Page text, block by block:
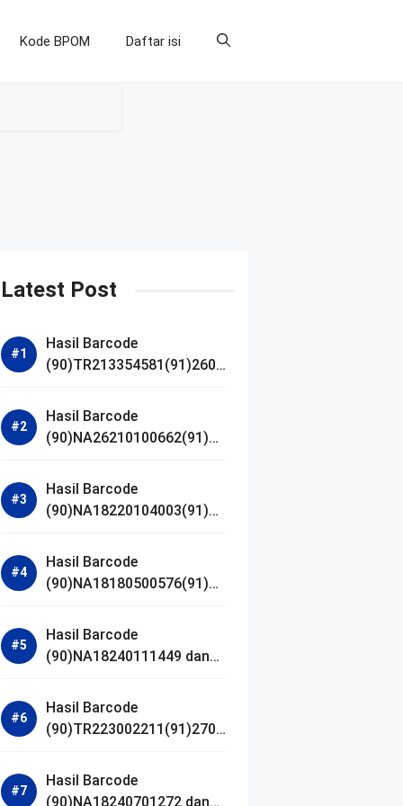
Kode BPOM Daftar isi
Latest Post
Hasil Barcode
(90)TR213354581(91)2607
Hasil Barcode
(90)NA26210100662(91)24
Hasil Barcode
(90)NA18220104003(91)25
Hasil Barcode
(90)NA18180500576(91)21
Hasil Barcode
(90)NA18240111449 dan
Hasil Barcode
(90)TR223002211(91)2701
Hasil Barcode
(90)NA18240701272 dan